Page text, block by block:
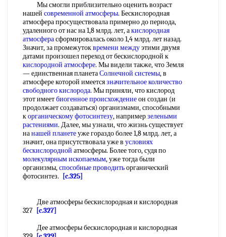
Мы смогли приблизительно оценить возраст
нашей современной атмосферы. Бескислородная
атмосфера просуществовала примерно до периода,
удаленного от нас на 1,8 млрд. лет, акислородная
атмосферасформировалась около 1,4 млрд. лет назад.
Значит, за промежутоквремени междуэтими двумя
датами произошел переход от бескислородной к
кислородной атмосфере. Мы видели также, что Земля
— единственная планетаСолнечной системы, в
атмосфере которой имеетсязначительное количество
свободного кислорода. Мы приняли, что кислород
этот имеетбиогенное происхождениеон создан (и
продолжает создаваться) организмами, способными
корганическому фотосинтезу, напримерзелеными
растениями. Далее, мы узнали, что жизнь существует
нанашей планетеуже гораздо более 1,8 млрд. лет, а
значит, она присутствовала уже в условиях
бескислородной атмосферы. Более того, судя по
молекулярным ископаемым, уже тогда были
организмы,способные проводитьорганический
фотосинтез.
[c.325]
Две атмосферы бескислородная и кислородная
327 [c.327]
Дее атмосферы бескислородная и кислородная